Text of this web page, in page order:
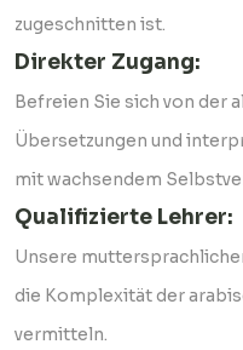
zugeschnitten ist.
Direkter Zugang:
Befreien Sie sich von der
Übersetzungen und
mit wachsendem
Qualifizierte Lehrer:
Unsere
die Komplexität der
vermitteln.